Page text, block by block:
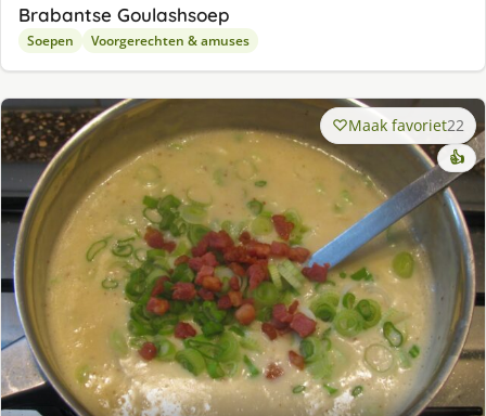
Brabantse Goulashsoep
Soepen Voorgerechten & amuses
Maak favoriet22
👍